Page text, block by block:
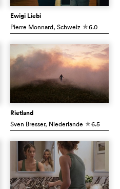
Ewigi Liebi
Pierre Monnard, Schweiz c6.0
Rietland
Sven Bresser, Niederlande c6.5